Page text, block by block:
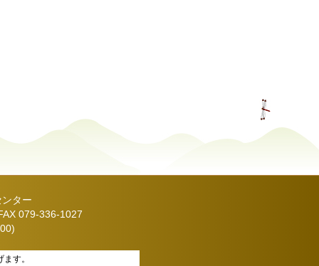
ター
079-336-1027
す。